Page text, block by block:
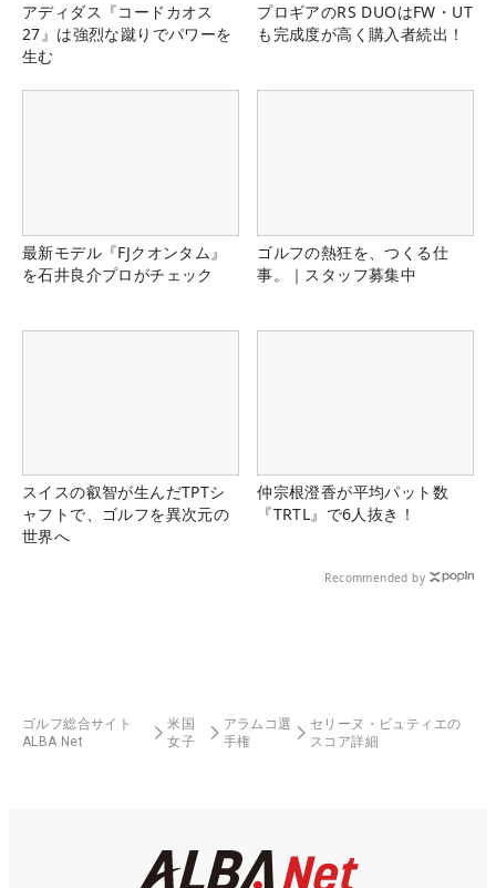
アディダス『コードカオス
27』は強烈な蹴りでパワーを
生む
プロギアのRS DUOはFW・UT
も完成度が高く購入者続出！
最新モデル『FJクオンタム』
を石井良介プロがチェック
ゴルフの熱狂を、つくる仕
事。｜スタッフ募集中
スイスの叡智が生んだTPTシ
ャフトで、ゴルフを異次元の
世界へ
仲宗根澄香が平均パット数
『TRTL』で6人抜き！
Recommended by
ゴルフ総合サイト
ALBA Net
米国
女子
アラムコ選
手権
セリーヌ・ビュティエの
スコア詳細